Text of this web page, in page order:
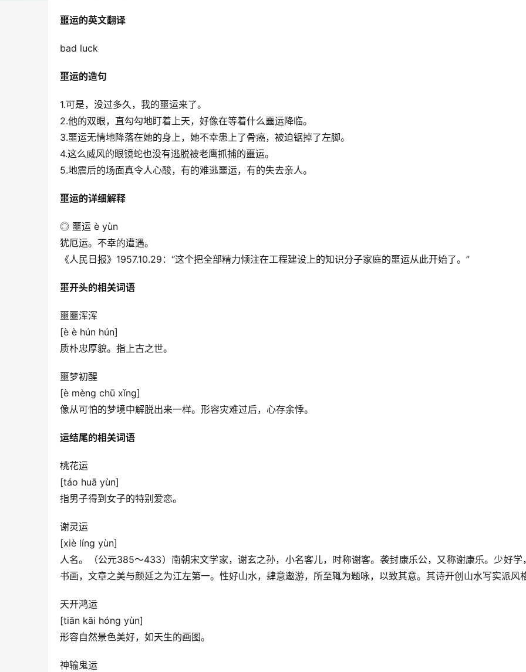
噩运的英文翻译
bad luck
噩运的造句
1.可是，没过多久，我的噩运来了。
2.他的双眼，直勾勾地盯着上天，好像在等着什么噩运降临。
3.噩运无情地降落在她的身上，她不幸患上了骨癌，被迫锯掉了左脚。
4.这么威风的眼镜蛇也没有逃脱被老鹰抓捕的噩运。
5.地震后的场面真令人心酸，有的难逃噩运，有的失去亲人。
噩运的详细解释
◎ 噩运 è yùn
犹厄运。不幸的遭遇。
《人民日报》1957.10.29：“这个把全部精力倾注在工程建设上的知识分子家庭的噩运从此开始了。”
噩开头的相关词语
噩噩浑浑
[è è hún hún]
质朴忠厚貌。指上古之世。
噩梦初醒
[è mèng chū xǐng]
像从可怕的梦境中解脱出来一样。形容灾难过后，心存余悸。
运结尾的相关词语
桃花运
[táo huā yùn]
指男子得到女子的特别爱恋。
谢灵运
[xiè líng yùn]
人名。（公元385～433）南朝宋文学家，谢玄之孙，小名客儿，时称谢客。袭封康乐公，又称谢康乐。少好学
书画，文章之美与颜延之为江左第一。性好山水，肆意遨游，所至辄为题咏，以致其意。其诗开创山水写实派风
天开鸿运
[tiān kāi hóng yùn]
形容自然景色美好，如天生的画图。
神输鬼运